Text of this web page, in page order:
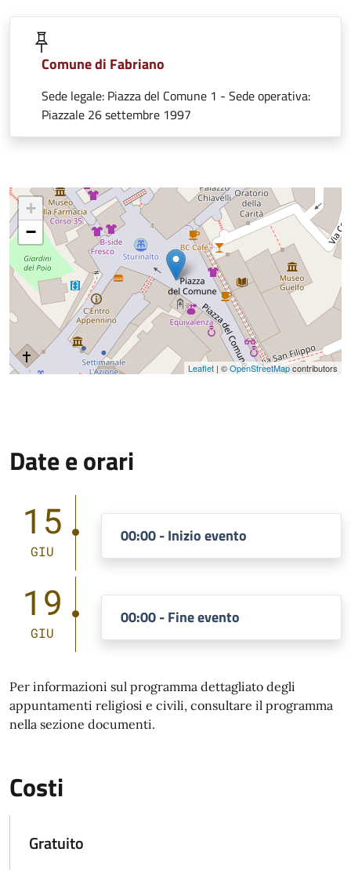
Comune di Fabriano
Sede legale: Piazza del Comune 1 - Sede operativa:
Piazzale 26 settembre 1997
+
−
Leaflet | ©OpenStreetMapcontributors
Date e orari
15
GIU
00:00 - Inizio evento
19
GIU
00:00 - Fine evento
Per informazioni sul programma dettagliato degli
appuntamenti religiosi e civili, consultare il programma
nella sezione documenti.
Costi
Gratuito